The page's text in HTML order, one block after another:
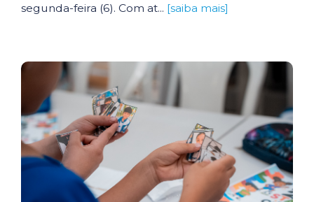
segunda-feira (6). Com at... [saiba mais]